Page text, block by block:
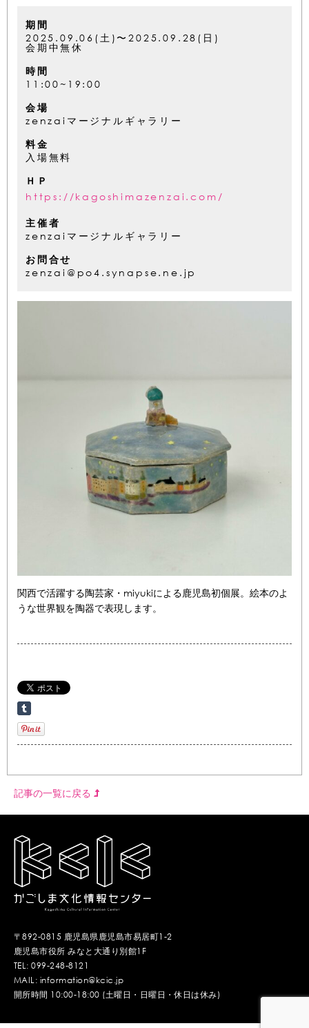
期間
2025.09.06(土)〜2025.09.28(日)
会期中無休
時間
11:00~19:00
会場
zenzaiマージナルギャラリー
料金
入場無料
ＨＰ
https://kagoshimazenzai.com/
主催者
zenzaiマージナルギャラリー
お問合せ
zenzai@po4.synapse.ne.jp
関西で活躍する陶芸家・miyukiによる鹿児島初個展。絵本のよ
うな世界観を陶器で表現します。
記事の一覧に戻る
〒892-0815 鹿児島県鹿児島市易居町1-2
鹿児島市役所 みなと大通り別館1F
TEL: 099-248-8121
MAIL: information@kcic.jp
開所時間 10:00-18:00 (土曜日・日曜日・休日は休み)